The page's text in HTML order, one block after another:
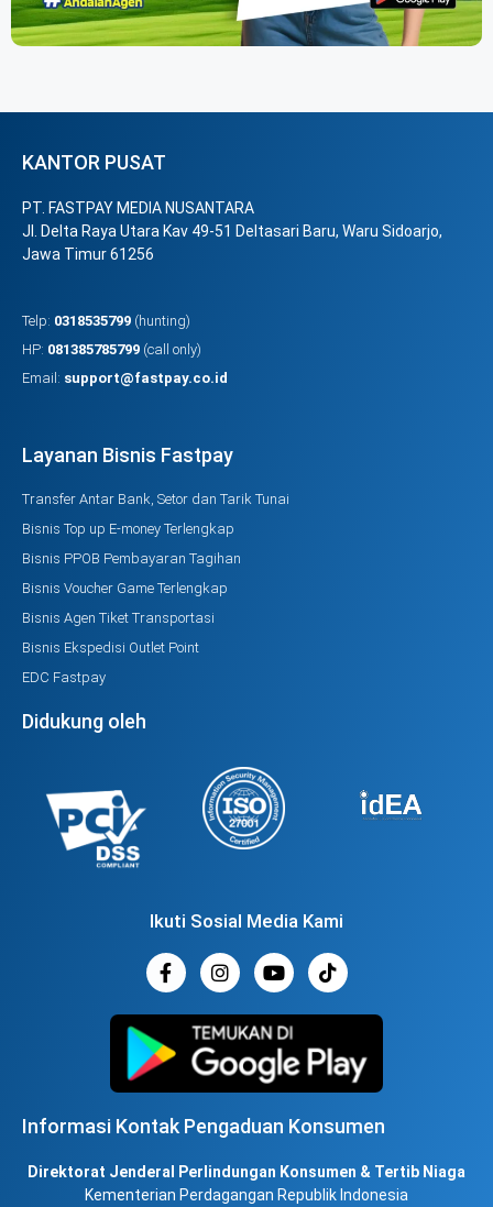
KANTOR PUSAT
PT. FASTPAY MEDIA NUSANTARA
Jl. Delta Raya Utara Kav 49-51 Deltasari Baru, Waru Sidoarjo,
Jawa Timur 61256
Telp: 0318535799 (hunting)
HP: 081385785799 (call only)
Email: support@fastpay.co.id
Layanan Bisnis Fastpay
Transfer Antar Bank, Setor dan Tarik Tunai
Bisnis Top up E-money Terlengkap
Bisnis PPOB Pembayaran Tagihan
Bisnis Voucher Game Terlengkap
Bisnis Agen Tiket Transportasi
Bisnis Ekspedisi Outlet Point
EDC Fastpay
Didukung oleh
Ikuti Sosial Media Kami
Informasi Kontak Pengaduan Konsumen
Direktorat Jenderal Perlindungan Konsumen & Tertib Niaga
Kementerian Perdagangan Republik Indonesia